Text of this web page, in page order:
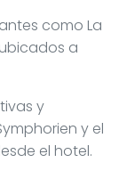
como La
a
y
y el
el hotel.